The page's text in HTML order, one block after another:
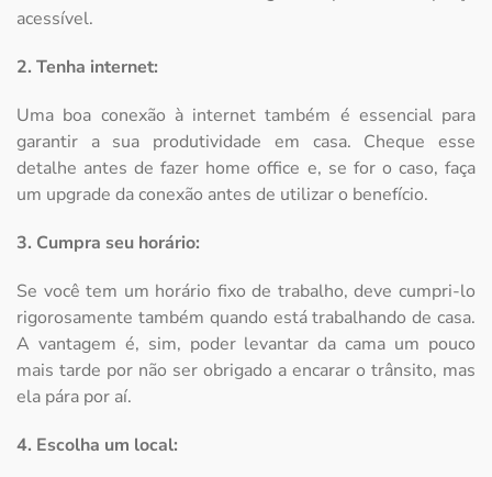
acessível.
2. Tenha internet:
Uma boa conexão à internet também é essencial para
garantir a sua produtividade em casa. Cheque esse
detalhe antes de fazer home office e, se for o caso, faça
um upgrade da conexão antes de utilizar o benefício.
3. Cumpra seu horário:
Se você tem um horário fixo de trabalho, deve cumpri-lo
rigorosamente também quando está trabalhando de casa.
A vantagem é, sim, poder levantar da cama um pouco
mais tarde por não ser obrigado a encarar o trânsito, mas
ela pára por aí.
4. Escolha um local: